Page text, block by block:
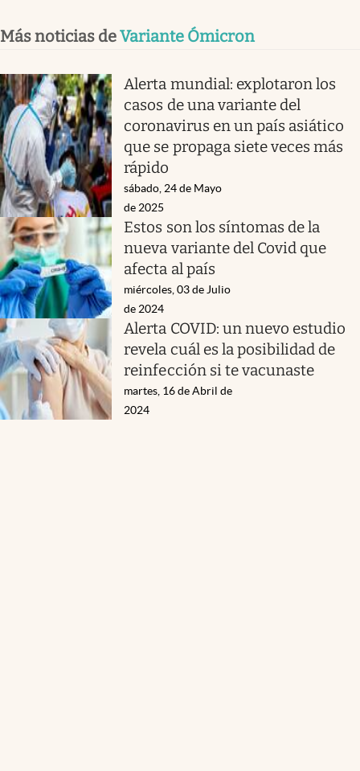
Más noticias deVariante Ómicron
Alerta mundial: explotaron los
casos de una variante del
coronavirus en un país asiático
que se propaga siete veces más
rápido
sábado, 24 de Mayo
de 2025
Estos son los síntomas de la
nueva variante del Covid que
afecta al país
miércoles, 03 de Julio
de 2024
Alerta COVID: un nuevo estudio
revela cuál es la posibilidad de
reinfección si te vacunaste
martes, 16 de Abril de
2024